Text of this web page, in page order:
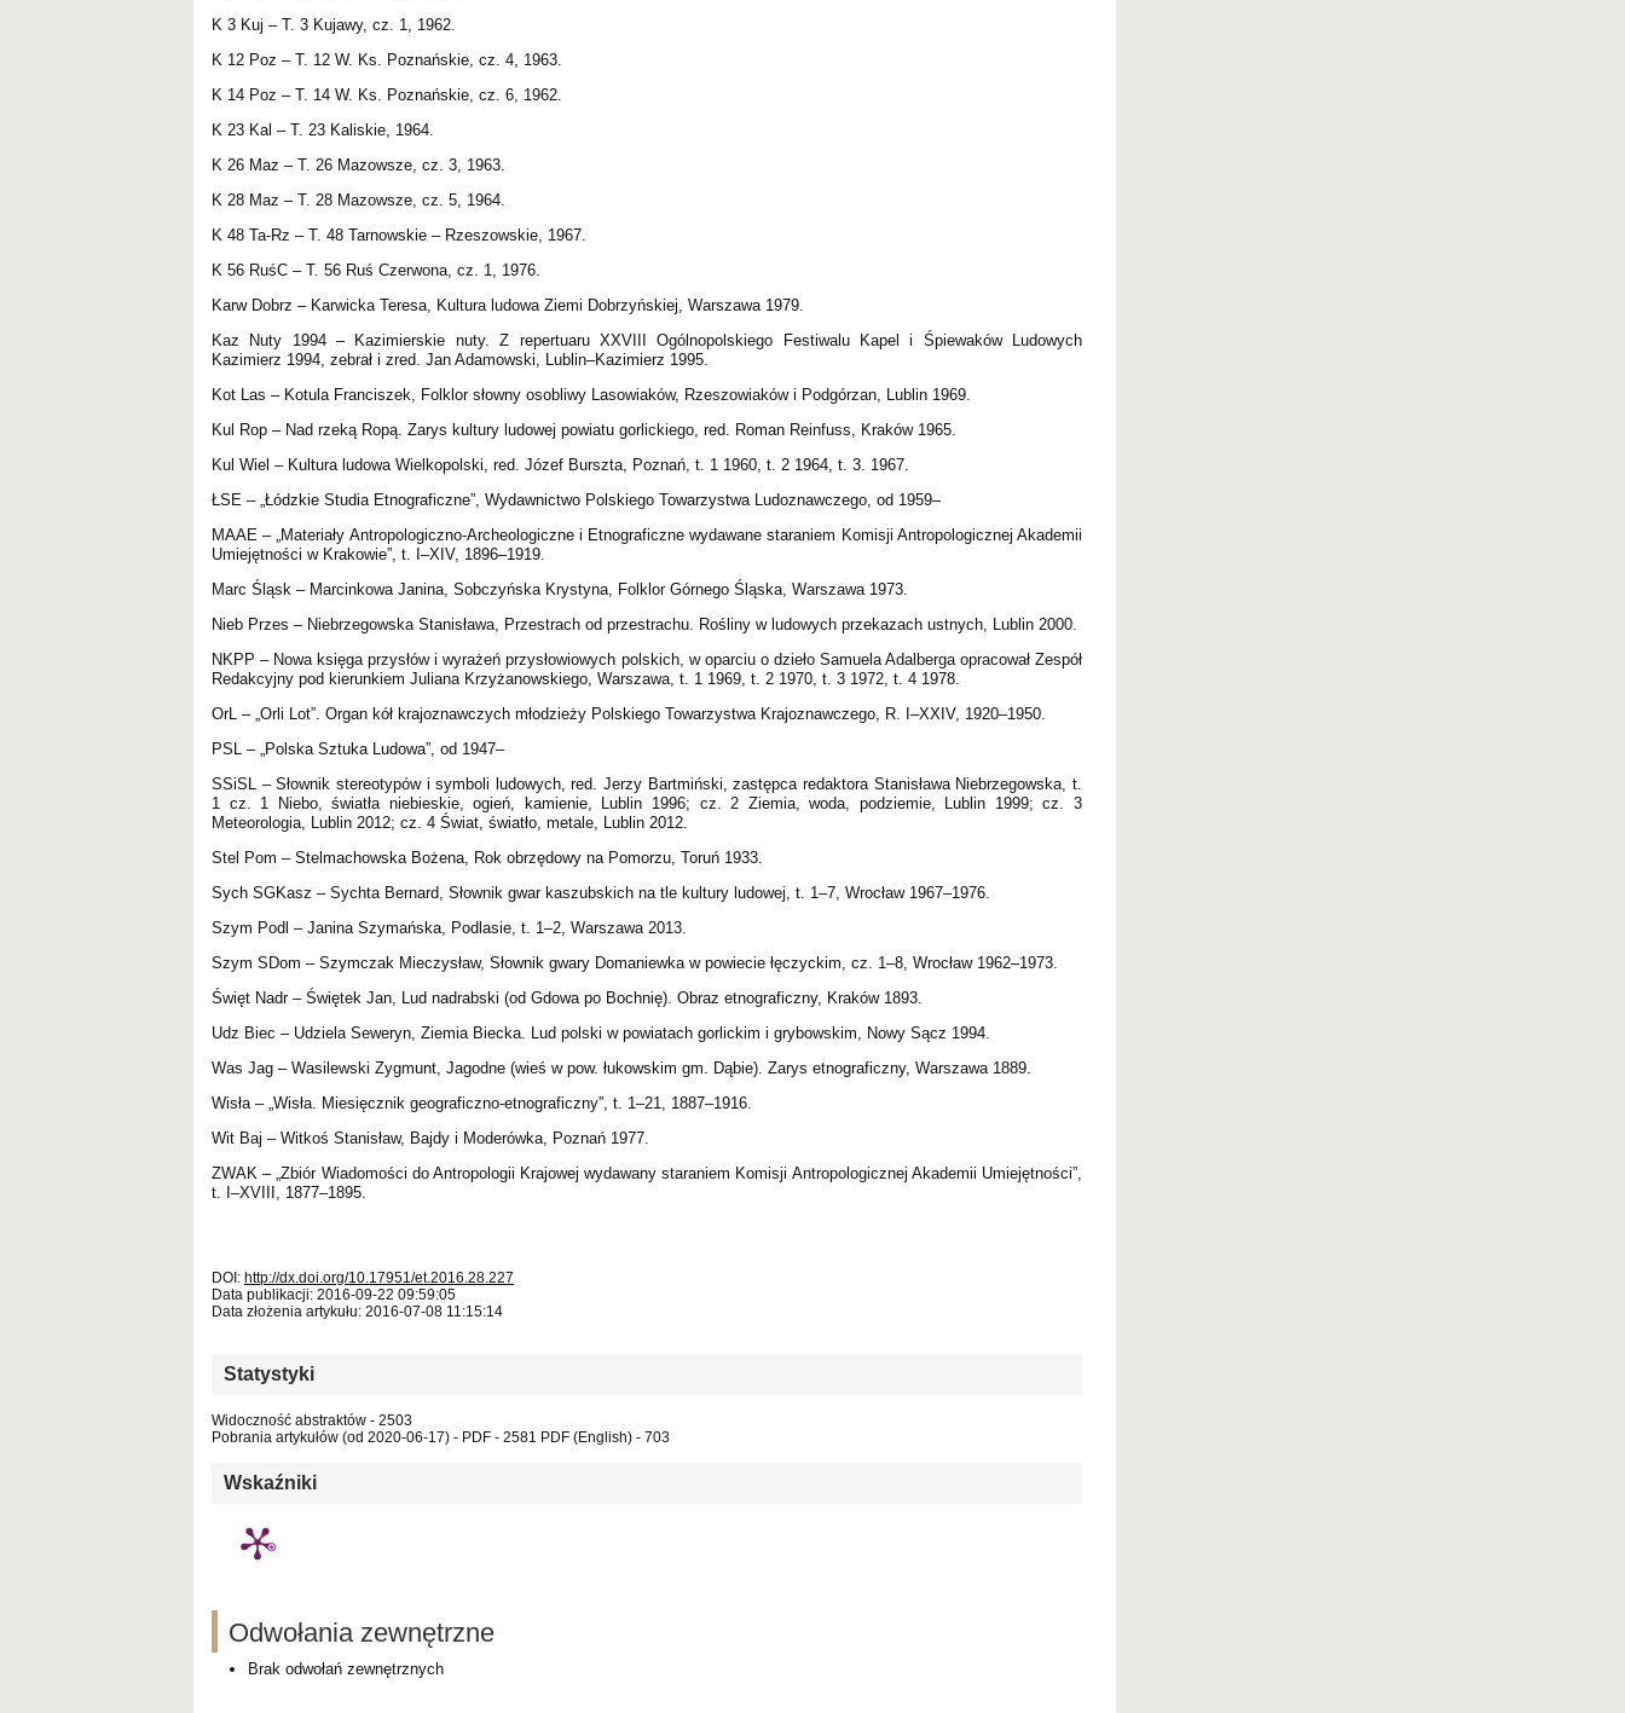
K 3 Kuj – T. 3 Kujawy, cz. 1, 1962.
K 12 Poz – T. 12 W. Ks. Poznańskie, cz. 4, 1963.
K 14 Poz – T. 14 W. Ks. Poznańskie, cz. 6, 1962.
K 23 Kal – T. 23 Kaliskie, 1964.
K 26 Maz – T. 26 Mazowsze, cz. 3, 1963.
K 28 Maz – T. 28 Mazowsze, cz. 5, 1964.
K 48 Ta-Rz – T. 48 Tarnowskie – Rzeszowskie, 1967.
K 56 RuśC – T. 56 Ruś Czerwona, cz. 1, 1976.
Karw Dobrz – Karwicka Teresa, Kultura ludowa Ziemi Dobrzyńskiej, Warszawa 1979.
Kaz Nuty 1994 – Kazimierskie nuty. Z repertuaru XXVIII Ogólnopolskiego Festiwalu Kapel i Śpiewaków Ludowych
Kazimierz 1994, zebrał i zred. Jan Adamowski, Lublin–Kazimierz 1995.
Kot Las – Kotula Franciszek, Folklor słowny osobliwy Lasowiaków, Rzeszowiaków i Podgórzan, Lublin 1969.
Kul Rop – Nad rzeką Ropą. Zarys kultury ludowej powiatu gorlickiego, red. Roman Reinfuss, Kraków 1965.
Kul Wiel – Kultura ludowa Wielkopolski, red. Józef Burszta, Poznań, t. 1 1960, t. 2 1964, t. 3. 1967.
ŁSE – „Łódzkie Studia Etnograficzne”, Wydawnictwo Polskiego Towarzystwa Ludoznawczego, od 1959–
MAAE – „Materiały Antropologiczno-Archeologiczne i Etnograficzne wydawane staraniem Komisji Antropologicznej Akademii
Umiejętności w Krakowie”, t. I–XIV, 1896–1919.
Marc Śląsk – Marcinkowa Janina, Sobczyńska Krystyna, Folklor Górnego Śląska, Warszawa 1973.
Nieb Przes – Niebrzegowska Stanisława, Przestrach od przestrachu. Rośliny w ludowych przekazach ustnych, Lublin 2000.
NKPP – Nowa księga przysłów i wyrażeń przysłowiowych polskich, w oparciu o dzieło Samuela Adalberga opracował Zespół
Redakcyjny pod kierunkiem Juliana Krzyżanowskiego, Warszawa, t. 1 1969, t. 2 1970, t. 3 1972, t. 4 1978.
OrL – „Orli Lot”. Organ kół krajoznawczych młodzieży Polskiego Towarzystwa Krajoznawczego, R. I–XXIV, 1920–1950.
PSL – „Polska Sztuka Ludowa”, od 1947–
SSiSL – Słownik stereotypów i symboli ludowych, red. Jerzy Bartmiński, zastępca redaktora Stanisława Niebrzegowska, t.
1 cz. 1 Niebo, światła niebieskie, ogień, kamienie, Lublin 1996; cz. 2 Ziemia, woda, podziemie, Lublin 1999; cz. 3
Meteorologia, Lublin 2012; cz. 4 Świat, światło, metale, Lublin 2012.
Stel Pom – Stelmachowska Bożena, Rok obrzędowy na Pomorzu, Toruń 1933.
Sych SGKasz – Sychta Bernard, Słownik gwar kaszubskich na tle kultury ludowej, t. 1–7, Wrocław 1967–1976.
Szym Podl – Janina Szymańska, Podlasie, t. 1–2, Warszawa 2013.
Szym SDom – Szymczak Mieczysław, Słownik gwary Domaniewka w powiecie łęczyckim, cz. 1–8, Wrocław 1962–1973.
Święt Nadr – Świętek Jan, Lud nadrabski (od Gdowa po Bochnię). Obraz etnograficzny, Kraków 1893.
Udz Biec – Udziela Seweryn, Ziemia Biecka. Lud polski w powiatach gorlickim i grybowskim, Nowy Sącz 1994.
Was Jag – Wasilewski Zygmunt, Jagodne (wieś w pow. łukowskim gm. Dąbie). Zarys etnograficzny, Warszawa 1889.
Wisła – „Wisła. Miesięcznik geograficzno-etnograficzny”, t. 1–21, 1887–1916.
Wit Baj – Witkoś Stanisław, Bajdy i Moderówka, Poznań 1977.
ZWAK – „Zbiór Wiadomości do Antropologii Krajowej wydawany staraniem Komisji Antropologicznej Akademii Umiejętności”,
t. I–XVIII, 1877–1895.
DOI: http://dx.doi.org/10.17951/et.2016.28.227
Data publikacji: 2016-09-22 09:59:05
Data złożenia artykułu: 2016-07-08 11:15:14
Statystyki
Widoczność abstraktów - 2503
Pobrania artykułów (od 2020-06-17) - PDF - 2581 PDF (English) - 703
Wskaźniki
Odwołania zewnętrzne
Brak odwołań zewnętrznych